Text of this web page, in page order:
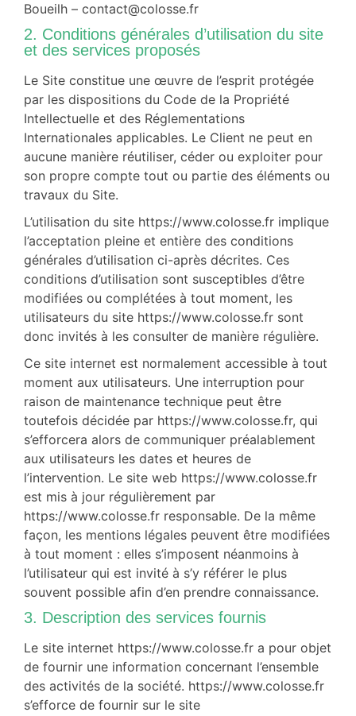
Boueilh – contact@colosse.fr
2. Conditions générales d’utilisation du site
et des services proposés
Le Site constitue une œuvre de l’esprit protégée
par les dispositions du Code de la Propriété
Intellectuelle et des Réglementations
Internationales applicables. Le Client ne peut en
aucune manière réutiliser, céder ou exploiter pour
son propre compte tout ou partie des éléments ou
travaux du Site.
L’utilisation du site https://www.colosse.fr implique
l’acceptation pleine et entière des conditions
générales d’utilisation ci-après décrites. Ces
conditions d’utilisation sont susceptibles d’être
modifiées ou complétées à tout moment, les
utilisateurs du site https://www.colosse.fr sont
donc invités à les consulter de manière régulière.
Ce site internet est normalement accessible à tout
moment aux utilisateurs. Une interruption pour
raison de maintenance technique peut être
toutefois décidée par https://www.colosse.fr, qui
s’efforcera alors de communiquer préalablement
aux utilisateurs les dates et heures de
l’intervention. Le site web https://www.colosse.fr
est mis à jour régulièrement par
https://www.colosse.fr responsable. De la même
façon, les mentions légales peuvent être modifiées
à tout moment : elles s’imposent néanmoins à
l’utilisateur qui est invité à s’y référer le plus
souvent possible afin d’en prendre connaissance.
3. Description des services fournis
Le site internet https://www.colosse.fr a pour objet
de fournir une information concernant l’ensemble
des activités de la société. https://www.colosse.fr
s’efforce de fournir sur le site